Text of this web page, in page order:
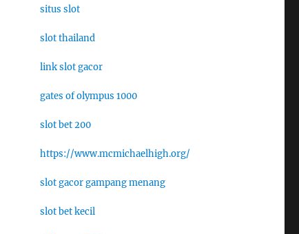
situs slot
slot thailand
link slot gacor
gates of olympus 1000
slot bet 200
https://www.mcmichaelhigh.org/
slot gacor gampang menang
slot bet kecil